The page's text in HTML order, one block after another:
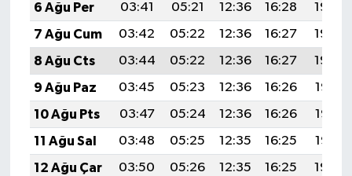
6 Ağu Per
03:41 05:21 12:36 16:28
19:42
7 Ağu Cum
03:42 05:22 12:36 16:27
19:40
8 Ağu Cts
03:44 05:22 12:36 16:27
19:39
9 Ağu Paz
03:45 05:23 12:36 16:26
19:38
10 Ağu Pts
03:47 05:24 12:36 16:26
19:37
11 Ağu Sal
03:48 05:25 12:35 16:25
19:35
12 Ağu Çar
03:50 05:26 12:35 16:25
19:34